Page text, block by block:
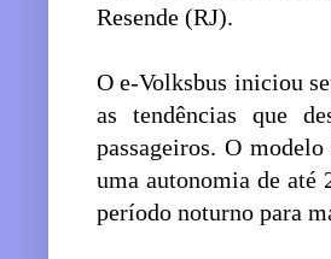
Resende (RJ).
O e-Volksbus iniciou
as tendências que
passageiros. O
uma autonomia de até
período noturno para